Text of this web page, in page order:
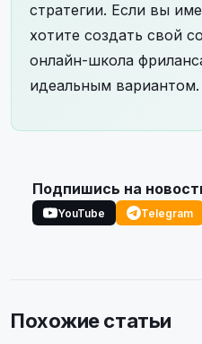
стратегии. Если вы
хотите создать свой
онлайн-школа
идеальным вариантом.
Подпишись на
YouTube Telegram
Похожие статьи